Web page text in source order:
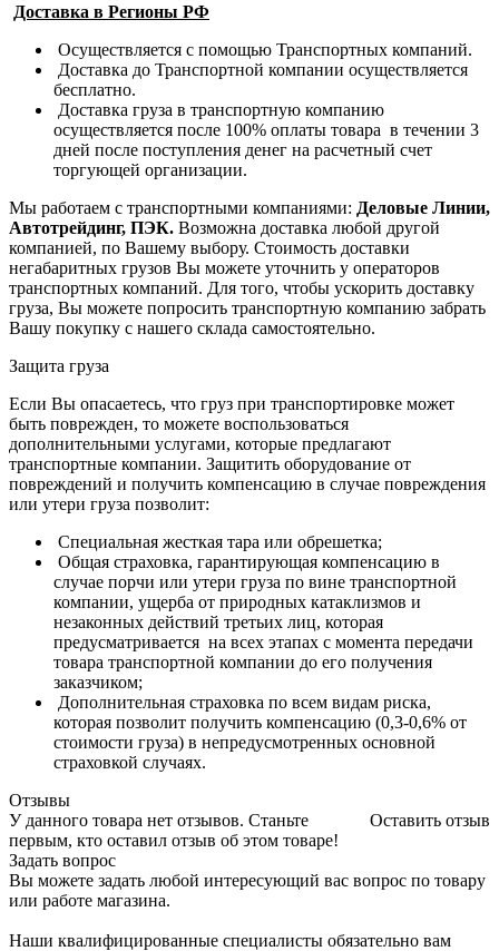
Доставка в Регионы РФ
Осуществляется с помощью Транспортных компаний.
Доставка до Транспортной компании осуществляется
бесплатно.
Доставка груза в транспортную компанию
осуществляется после 100% оплаты товара в течении 3
дней после поступления денег на расчетный счет
торгующей организации.
Мы работаем с транспортными компаниями: Деловые Линии,
Автотрейдинг, ПЭК. Возможна доставка любой другой
компанией, по Вашему выбору. Стоимость доставки
негабаритных грузов Вы можете уточнить у операторов
транспортных компаний. Для того, чтобы ускорить доставку
груза, Вы можете попросить транспортную компанию забрать
Вашу покупку с нашего склада самостоятельно.
Защита груза
Если Вы опасаетесь, что груз при транспортировке может
быть поврежден, то можете воспользоваться
дополнительными услугами, которые предлагают
транспортные компании. Защитить оборудование от
повреждений и получить компенсацию в случае повреждения
или утери груза позволит:
Специальная жесткая тара или обрешетка;
Общая страховка, гарантирующая компенсацию в
случае порчи или утери груза по вине транспортной
компании, ущерба от природных катаклизмов и
незаконных действий третьих лиц, которая
предусматривается на всех этапах с момента передачи
товара транспортной компании до его получения
заказчиком;
Дополнительная страховка по всем видам риска,
которая позволит получить компенсацию (0,3-0,6% от
стоимости груза) в непредусмотренных основной
страховкой случаях.
Отзывы
Оставить отзыв
У данного товара нет отзывов. Станьте
первым, кто оставил отзыв об этом товаре!
Задать вопрос
Вы можете задать любой интересующий вас вопрос по товару
или работе магазина.
Наши квалифицированные специалисты обязательно вам